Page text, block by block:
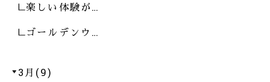
楽しい体験が…
ゴールデンウ…
3月(9)